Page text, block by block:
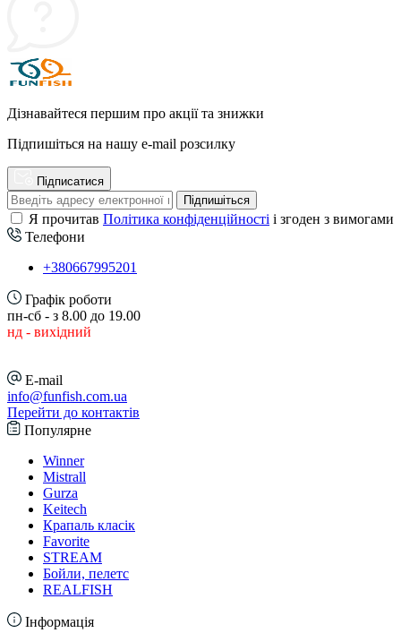
Дізнавайтеся першим про акції та знижки
Підпишіться на нашу e-mail розсилку
Підписатися
Підпишіться
Я прочитав Політика конфіденційності і згоден з вимогами
Телефони
+380667995201
Графік роботи
пн-сб - з 8.00 до 19.00
нд - вихідний
E-mail
info@funfish.com.ua
Перейти до контактів
Популярне
Winner
Mistrall
Gurza
Keitech
Крапаль класік
Favorite
STREAM
Бойли, пелетс
REALFISH
Інформація